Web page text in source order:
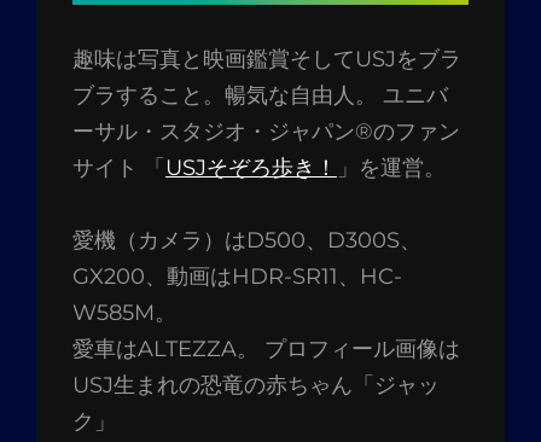
趣味は写真と映画鑑賞そしてUSJをブラ
ブラすること。暢気な自由人。 ユニバ
ーサル・スタジオ・ジャパン®のファン
サイト 「 USJそぞろ歩き！ 」を運営。
愛機（カメラ）はD500、D300S、
GX200、動画はHDR-SR11、HC-
W585M。
愛車はALTEZZA。 プロフィール画像は
USJ生まれの恐竜の赤ちゃん「ジャッ
ク」